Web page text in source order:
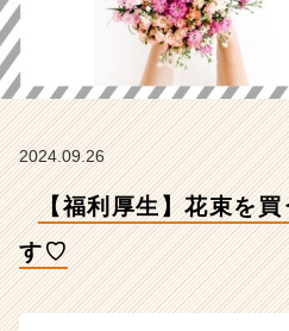
社
I
M
C
ラ
ベ
2024.09.26
【福利厚生】花束を
す♡